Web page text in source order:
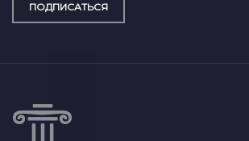
ПОДПИСАТЬСЯ